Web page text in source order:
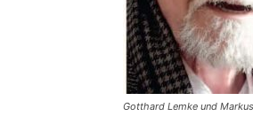
Gotthard Lemke und